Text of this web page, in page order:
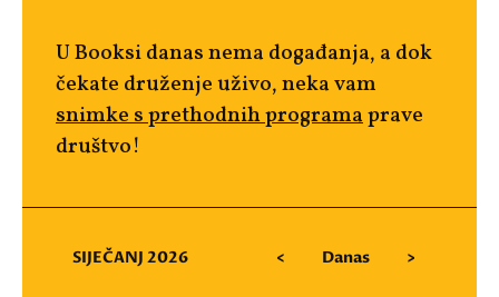
U Booksi danas nema događanja, a dok
čekate druženje uživo, neka vam
snimke s prethodnih programaprave
društvo!
SIJEČANJ 2026 < Danas >